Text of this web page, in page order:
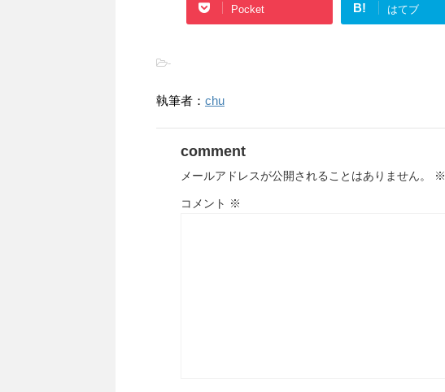
Pocket B! はてブ
-
執筆者： chu
comment
メールアドレスが公開されることはありません。 ※
コメント ※